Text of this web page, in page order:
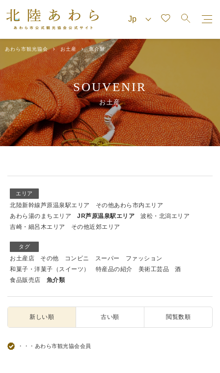
あわら市観光協会 お土産 魚介類
SOUVENIR
お土産
エリア
北陸新幹線芦原温泉駅エリア
その他あわら市内エリア
あわら湯のまちエリア
JR芦原温泉駅エリア
波松・北潟エリア
吉崎・細呂木エリア
その他近郊エリア
タグ
お土産店 その他 コンビニ スーパー
ファッション
和菓子・洋菓子（スイーツ）
特産品の紹介 美術工芸品
酒
食品販売店
魚介類
新しい順 古い順 閲覧数順
・・・あわら市観光協会会員